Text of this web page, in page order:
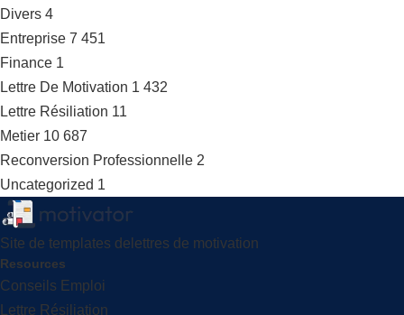
Divers 4
Entreprise 7 451
Finance 1
Lettre De Motivation 1 432
Lettre Résiliation 11
Metier 10 687
Reconversion Professionnelle 2
Uncategorized 1
Site de templates delettres de motivation
Resources
Conseils Emploi
Lettre Résiliation